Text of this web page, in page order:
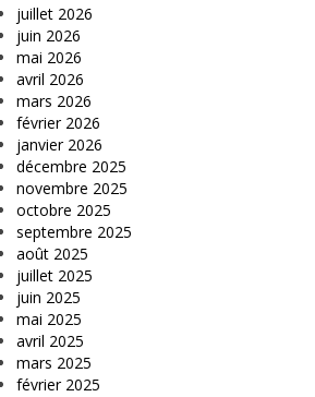
juillet 2026
juin 2026
mai 2026
avril 2026
mars 2026
février 2026
janvier 2026
décembre 2025
novembre 2025
octobre 2025
septembre 2025
août 2025
juillet 2025
juin 2025
mai 2025
avril 2025
mars 2025
février 2025